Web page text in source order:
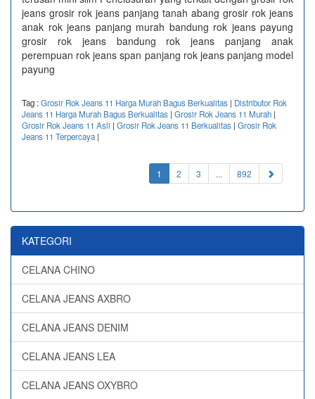
jeans grosir rok jeans panjang tanah abang grosir rok jeans
anak rok jeans panjang murah bandung rok jeans payung
grosir rok jeans bandung rok jeans panjang anak
perempuan rok jeans span panjang rok jeans panjang model
payung
Tag :Grosir Rok Jeans 11 Harga Murah Bagus Berkualitas | Distributor Rok
Jeans 11 Harga Murah Bagus Berkualitas | Grosir Rok Jeans 11 Murah |
Grosir Rok Jeans 11 Asli | Grosir Rok Jeans 11 Berkualitas | Grosir Rok
Jeans 11 Terpercaya |
1 (current)
2 3 ... 892
KATEGORI
CELANA CHINO
CELANA JEANS AXBRO
CELANA JEANS DENIM
CELANA JEANS LEA
CELANA JEANS OXYBRO